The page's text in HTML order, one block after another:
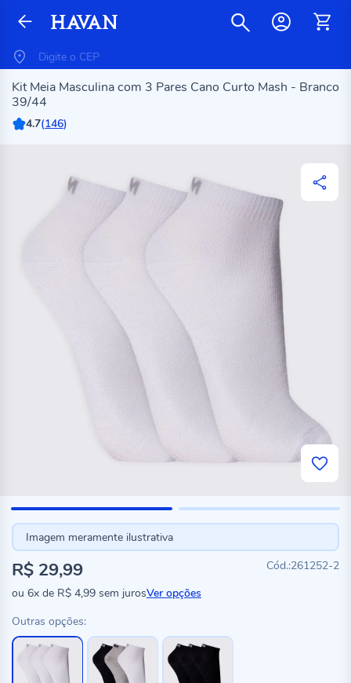
Kit Meia Masculina com 3 Pares Cano Curto Mash - Branco
39/44
4.7(146)
Imagem meramente ilustrativa
261252-2
R$ 29,99
ou 6x de R$ 4,99 sem jurosVer opções
Outras opções: